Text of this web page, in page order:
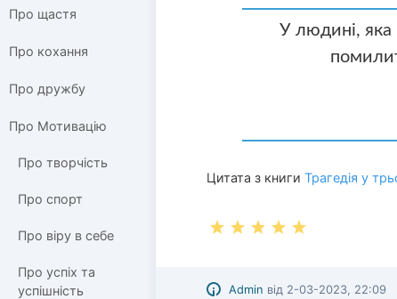
Про щастя
Про кохання
Про дружбу
Про Мотивацію
Про творчість
Про спорт
Про віру в себе
Про успіх та
успішність
У людині, яка
Цитата з книгиТрагедія у
Admin від 2-03-2023, 22:09